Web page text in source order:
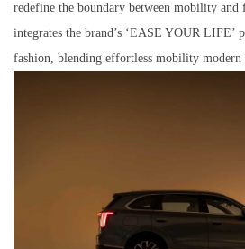
redefine the boundary between mobility
integrates the brand’s ‘EASE YOUR
fashion, blending effortless mobility modern